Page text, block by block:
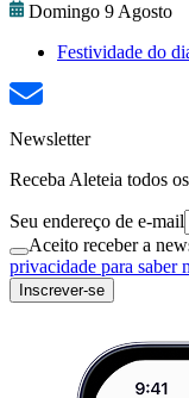
Domingo 9 Agosto
Festividade do
Newsletter
Receba Aleteia todos
Seu endereço de e-mail
Aceito receber a
privacidade para saber
Inscrever-se